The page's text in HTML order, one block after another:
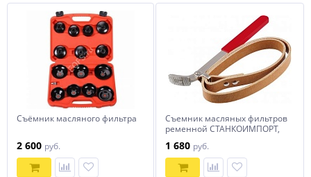
Съёмник масляного фильтра
2 600 руб.
Съемник масляных фильтров
ременной СТАНКОИМПОРТ,
1 680 руб.